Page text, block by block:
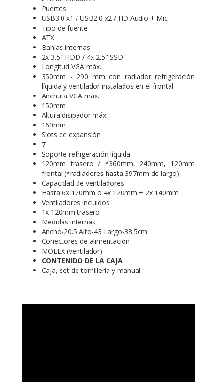
Puertos
USB3.0 x1 / USB2.0 x2 / HD Audio + Mic
Tipo de fuente
ATX
Bahías internas
2x 3.5" HDD / 4x 2.5" SSD
Longitud VGA máx.
350mm - 290 mm con radiador refrigeración
líquida y ventilador instalados en el frontal
Anchura VGA máx.
150mm
Altura disipador máx.
160mm
Slots de expansión
7
Soporte refrigeración líquida
120mm trasero / *360mm, 240mm, 120mm
frontal (*radiadores hasta 397mm de largo)
Capacidad de ventiladores
Hasta 6x 120mm o 4x 120mm + 2x 140mm
Ventiladores incluidos
1x 120mm trasero
Medidas internas
Ancho-20.5 Alto-43 Largo-33.5cm
Conectores de alimentación
MOLEX (ventilador)
CONTENIDO DE LA CAJA
Caja, set de tornillería y manual